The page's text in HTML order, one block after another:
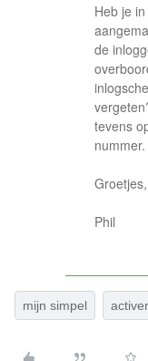
Heb je
de
tevens
nummer.
Groetjes,
Phil
mijn simpel